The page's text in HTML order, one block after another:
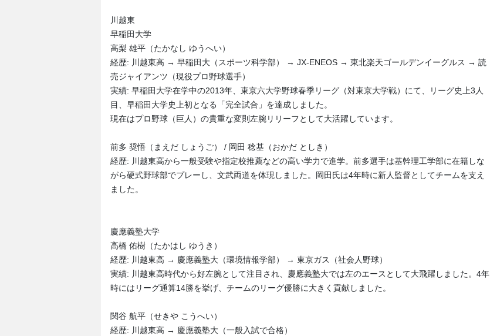
川越東
早稲田大学
高梨 雄平（たかなし ゆうへい）
経歴: 川越東高 → 早稲田大（スポーツ科学部） → JX-ENEOS → 東北楽天ゴールデンイーグルス → 読
売ジャイアンツ（現役プロ野球選手）
実績: 早稲田大学在学中の2013年、東京六大学野球春季リーグ（対東京大学戦）にて、リーグ史上3人
目、早稲田大学史上初となる「完全試合」を達成しました。
現在はプロ野球（巨人）の貴重な変則左腕リリーフとして大活躍しています。
前多 奨悟（まえだ しょうご） / 岡田 稔基（おかだ としき）
経歴: 川越東高から一般受験や指定校推薦などの高い学力で進学。前多選手は基幹理工学部に在籍しな
がら硬式野球部でプレーし、文武両道を体現しました。岡田氏は4年時に新人監督としてチームを支え
ました。
慶應義塾大学
高橋 佑樹（たかはし ゆうき）
経歴: 川越東高 → 慶應義塾大（環境情報学部） → 東京ガス（社会人野球）
実績: 川越東高時代から好左腕として注目され、慶應義塾大では左のエースとして大飛躍しました。4年
時にはリーグ通算14勝を挙げ、チームのリーグ優勝に大きく貢献しました。
関谷 航平（せきや こうへい）
経歴: 川越東高 → 慶應義塾大（一般入試で合格）